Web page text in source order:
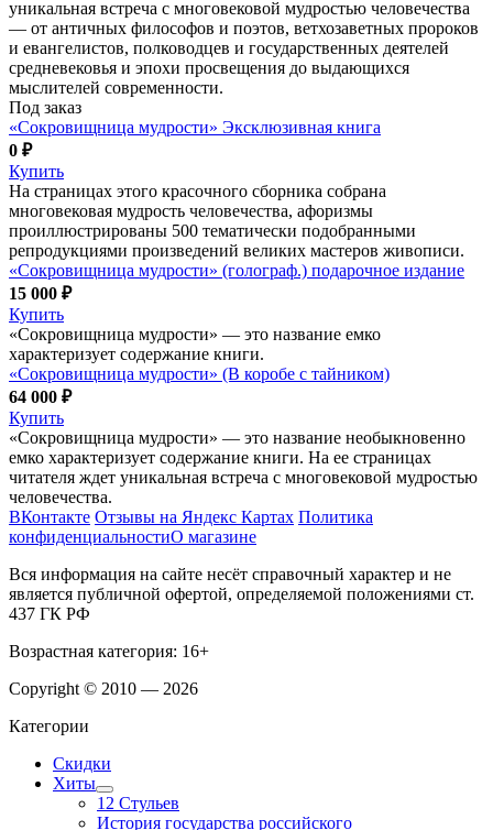
уникальная встреча с многовековой мудростью человечества
— от античных философов и поэтов, ветхозаветных пророков
и евангелистов, полководцев и государственных деятелей
средневековья и эпохи просвещения до выдающихся
мыслителей современности.
Под заказ
«Сокровищница мудрости» Эксклюзивная книга
0 ₽
Купить
На страницах этого красочного сборника собрана
многовековая мудрость человечества, афоризмы
проиллюстрированы 500 тематически подобранными
репродукциями произведений великих мастеров живописи.
«Сокровищница мудрости» (голограф.) подарочное издание
15 000 ₽
Купить
«Сокровищница мудрости» — это название емко
характеризует содержание книги.
«Сокровищница мудрости» (В коробе с тайником)
64 000 ₽
Купить
«Сокровищница мудрости» — это название необыкновенно
емко характеризует содержание книги. На ее страницах
читателя ждет уникальная встреча с многовековой мудростью
человечества.
ВКонтакте Отзывы на Яндекс Картах Политика
конфиденциальностиО магазине
Вся информация на сайте несёт справочный характер и не
является публичной офертой, определяемой положениями ст.
437 ГК РФ
Возрастная категория: 16+
Copyright © 2010 — 2026
Категории
Скидки
Хиты
12 Стульев
История государства российского